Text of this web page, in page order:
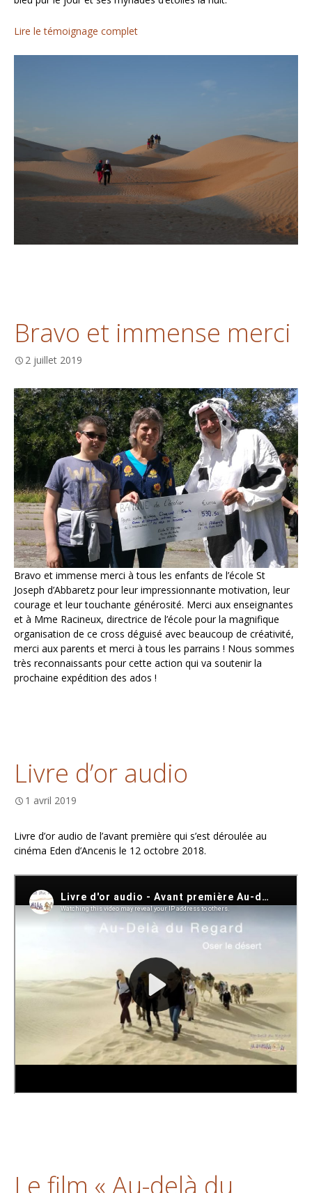
Lire le témoignage complet
Bravo et immense merci
2 juillet 2019
Bravo et immense merci à tous les enfants de l’école St
Joseph d’Abbaretz pour leur impressionnante motivation, leur
courage et leur touchante générosité. Merci aux enseignantes
et à Mme Racineux, directrice de l’école pour la magnifique
organisation de ce cross déguisé avec beaucoup de créativité,
merci aux parents et merci à tous les parrains ! Nous sommes
très reconnaissants pour cette action qui va soutenir la
prochaine expédition des ados !
Livre d’or audio
1 avril 2019
Livre d’or audio de l’avant première qui s’est déroulée au
cinéma Eden d’Ancenis le 12 octobre 2018.
Le film « Au-delà du